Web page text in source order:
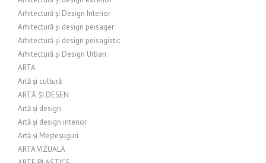
Arhitectură și Design Interior
Arhitectură și design peisager
Arhitectură și design peisagistic
Arhitectură și Design Urban
ARTA
Artă și cultură
ARTĂ ȘI DESEN
Artă și design
Artă și design interior
Artă și Meșteșuguri
ARTA VIZUALA